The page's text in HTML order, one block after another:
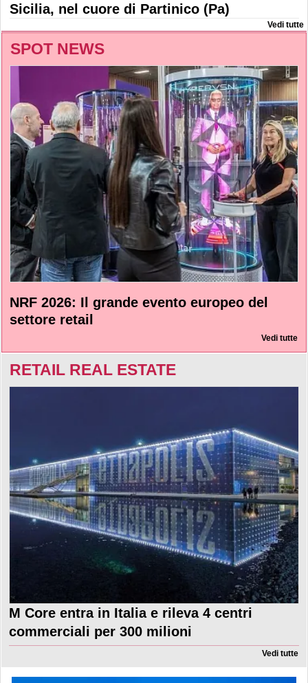
Sicilia, nel cuore di Partinico (Pa)
Vedi tutte
SPOT NEWS
NRF 2026: Il grande evento europeo del
settore retail
Vedi tutte
RETAIL REAL ESTATE
M Core entra in Italia e rileva 4 centri
commerciali per 300 milioni
Vedi tutte